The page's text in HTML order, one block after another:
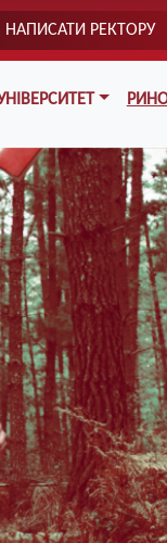
НАПИСАТИ РЕКТОРУ